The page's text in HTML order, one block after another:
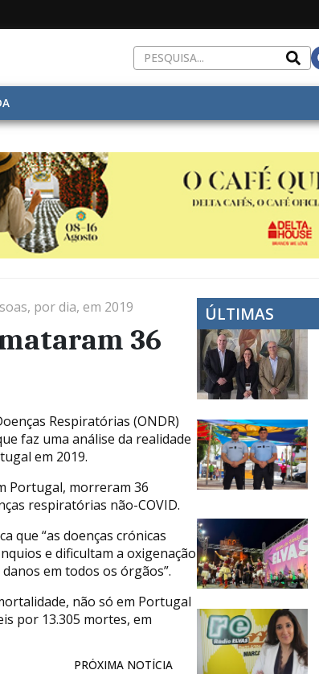
por dia, em 2019
36
Respiratórias (ONDR)
faz uma análise da realidade
em 2019.
Portugal, morreram 36
respiratórias não-COVID.
que “as doenças crónicas
e dificultam a oxigenação
em todos os órgãos”.
não só em Portugal
por 13.305 mortes, em
PRÓXIMA NOTÍCIA
ÚLTIMAS